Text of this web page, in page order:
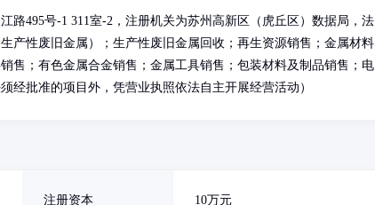
路495号-1 311室-2，注册机关为苏州高新区（虎丘区）数据局，法
产性废旧金属）；生产性废旧金属回收；再生资源销售；金属材料
售；有色金属合金销售；金属工具销售；包装材料及制品销售；电
经批准的项目外，凭营业执照依法自主开展经营活动）
注册资本 10万元